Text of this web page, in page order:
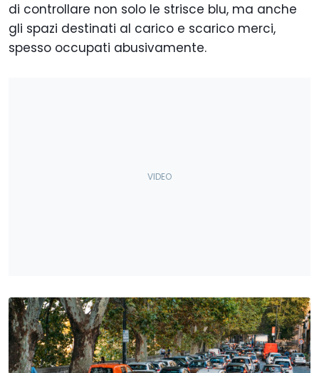
di controllare non solo le strisce blu, ma anche
gli spazi destinati al carico e scarico merci,
spesso occupati abusivamente.